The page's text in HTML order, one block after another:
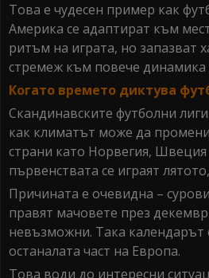
Това е чудесен пример как
Америка се адаптират към
ритъм на играта, но запазват
стремеж към повече динамика
Когато времето диктува
Скандинавските футболни
как климатът може да
страни като Норвегия,
първенствата се играят
Причината е очевидна –
правят мачовете през
невъзможни. Така календарът
останалата част на Европа.
Това води до интересни